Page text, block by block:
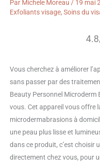
Par Michele Moreau / 19 mai
Exfoliants visage, Soins du
Vous cherchez à améliorer
sans passer par des
Beauty Personnel Microderm
vous. Cet appareil vous offre
microdermabrasions à
une peau plus lisse et
dans ce produit, c’est choisir
directement chez vous, pour